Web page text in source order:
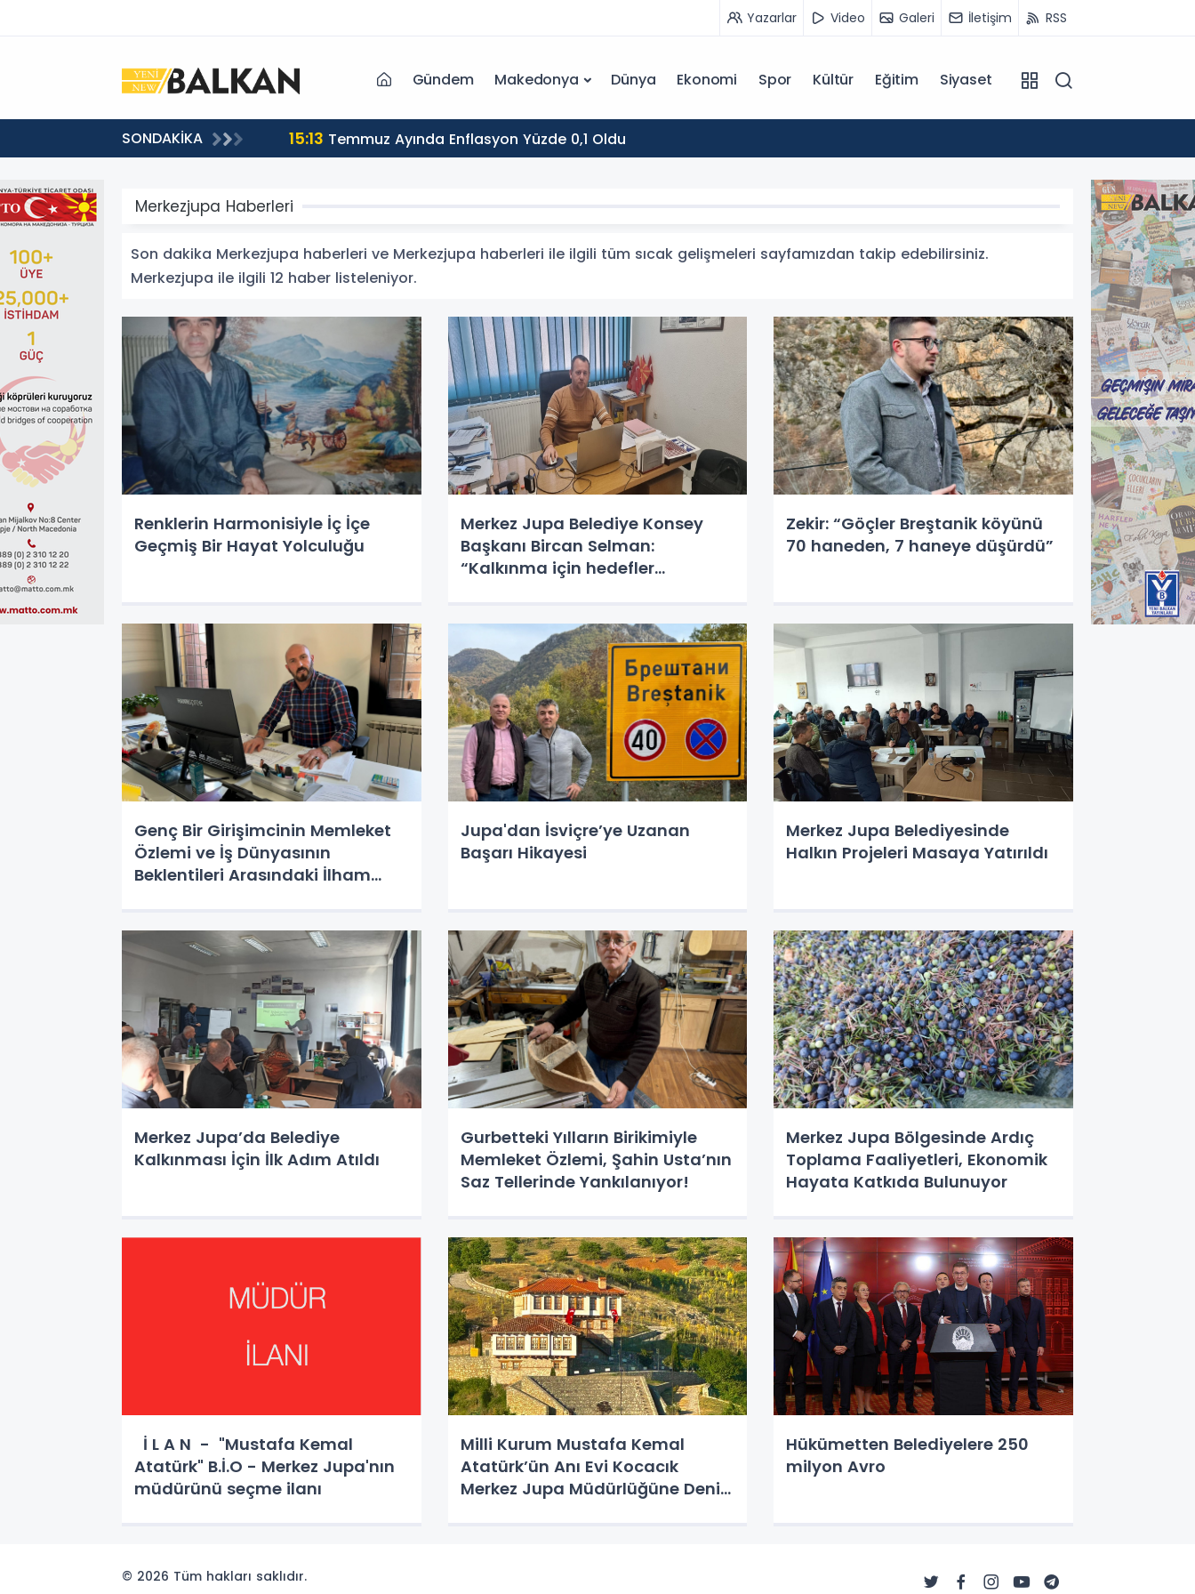
Yazarlar Video Galeri İletişim RSS
Gündem Makedonya Dünya Ekonomi Spor Kültür Eğitim Siyaset
SONDAKİKA 15:13 Temmuz Ayında Enflasyon Yüzde 0,1 Oldu
Merkezjupa Haberleri
Son dakika Merkezjupa haberleri ve Merkezjupa haberleri ile ilgili tüm sıcak gelişmeleri sayfamızdan takip edebilirsiniz.
Merkezjupa ile ilgili 12 haber listeleniyor.
Renklerin Harmonisiyle İç İçe
Geçmiş Bir Hayat Yolculuğu
Merkez Jupa Belediye Konsey
Başkanı Bircan Selman:
“Kalkınma için hedefler
Zekir: “Göçler Breştanik köyünü
70 haneden, 7 haneye düşürdü”
Genç Bir Girişimcinin Memleket
Özlemi ve İş Dünyasının
Beklentileri Arasındaki İlham
Jupa'dan İsviçre’ye Uzanan
Başarı Hikayesi
Merkez Jupa Belediyesinde
Halkın Projeleri Masaya Yatırıldı
Merkez Jupa’da Belediye
Kalkınması İçin İlk Adım Atıldı
Gurbetteki Yılların Birikimiyle
Memleket Özlemi, Şahin Usta’nın
Saz Tellerinde Yankılanıyor!
Merkez Jupa Bölgesinde Ardıç
Toplama Faaliyetleri, Ekonomik
Hayata Katkıda Bulunuyor
İ L A N - "Mustafa Kemal
Atatürk" B.İ.O - Merkez Jupa'nın
müdürünü seçme ilanı
Milli Kurum Mustafa Kemal
Atatürk’ün Anı Evi Kocacık
Merkez Jupa Müdürlüğüne Deniz
Hükümetten Belediyelere 250
milyon Avro
© 2026 Tüm hakları saklıdır.